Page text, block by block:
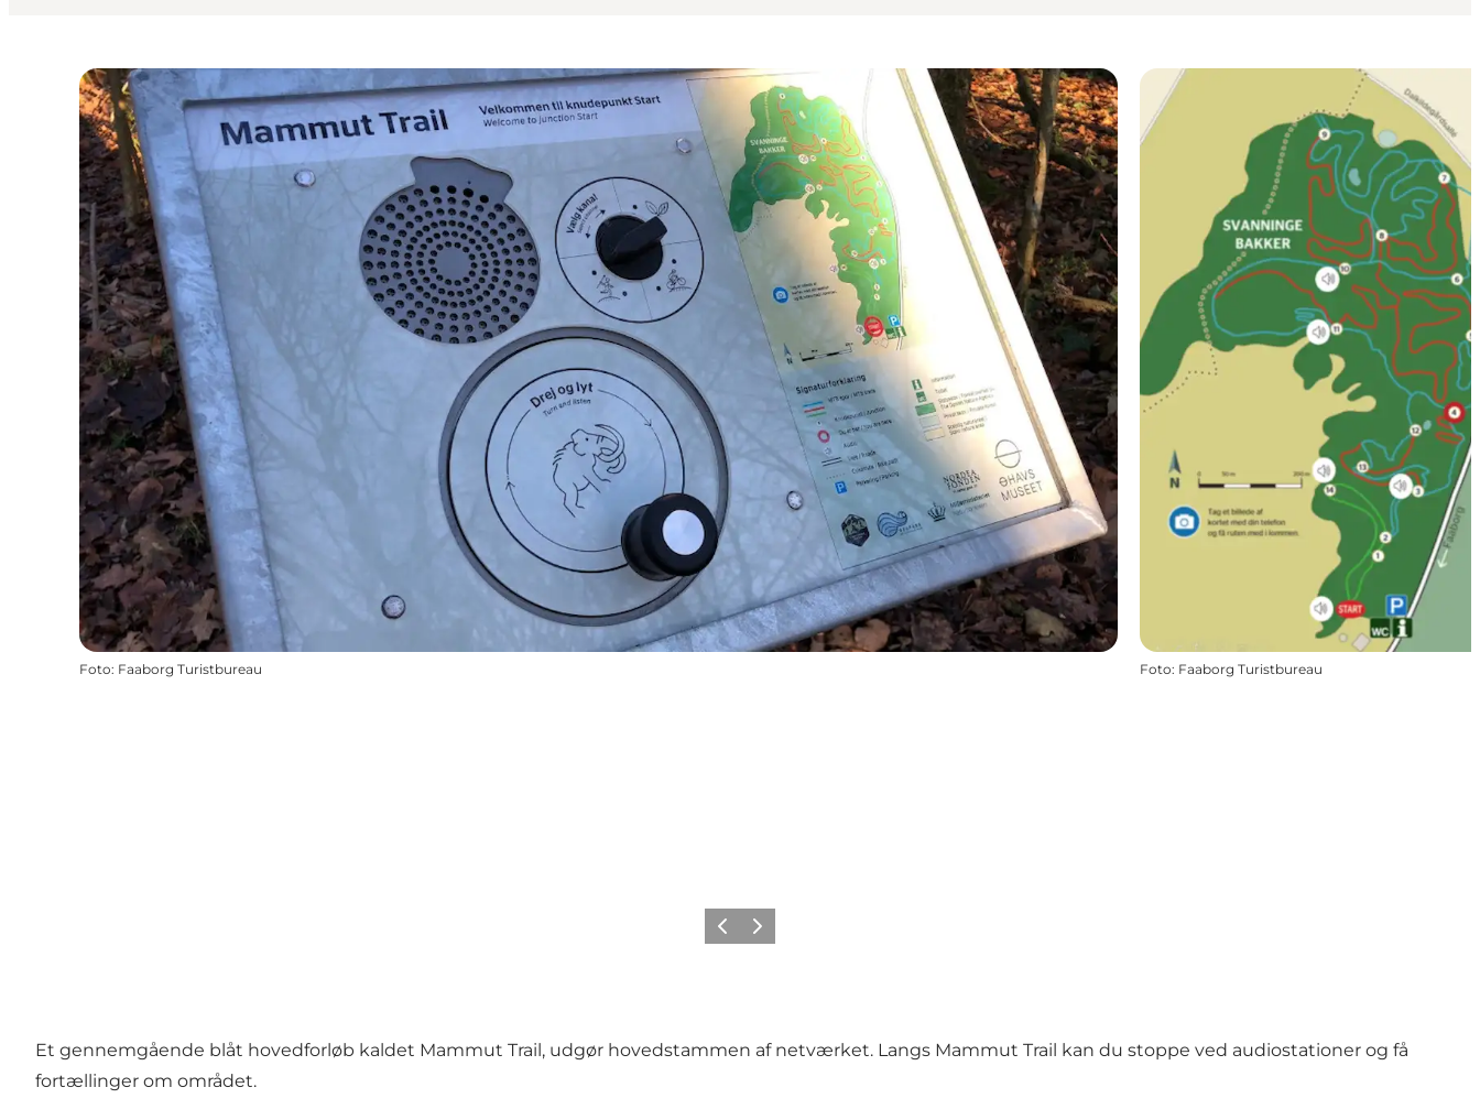
Foto: Faaborg Turistbureau Foto: Faaborg Turistbureau
Forrige billede
Næste billede
Et gennemgående blåt hovedforløb kaldet Mammut Trail, udgør hovedstammen af netværket. Langs Mammut Trail kan du stoppe ved audiostationer og få
fortællinger om området.